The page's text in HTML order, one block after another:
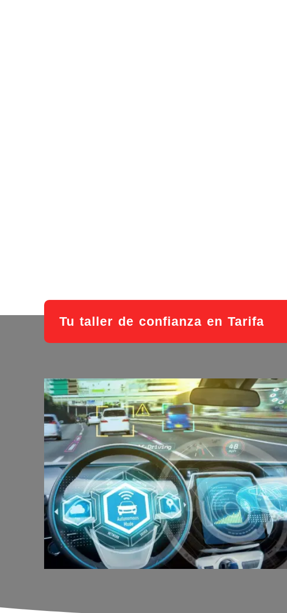
Tu taller de confianza en Tarifa